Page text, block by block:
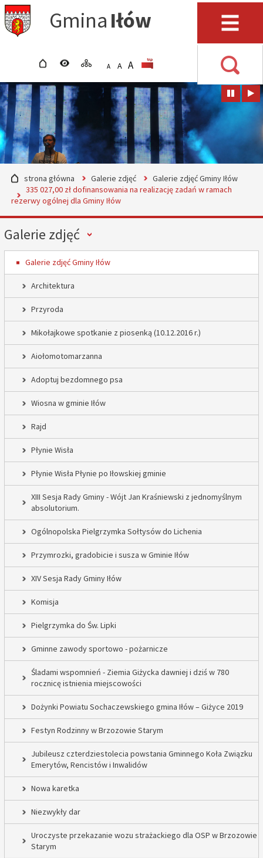
Przejdź do głównego
menu
Przejdź do treści
Przejdź do wyszukiwarki
Przejdź do mapy serwisu
Gmina Iłów Menu
strona głównawersja kontrastowa
mapa serwisu
APOMNIEJSZ CZCIONKĘ
A STANDARDOWY ROZMIAR
A POWIĘKSZ CZCIONKĘ
rozmiar czcionki
strona główna Galerie zdjęć
Galerie zdjęć Gminy Iłów
335 027,00 zł dofinansowania na realizację zadań w ramach
rezerwy ogólnej dla Gminy Iłów
Menu
Galerie zdjęć
Galerie zdjęć Gminy Iłów
Architektura
Przyroda
Mikołajkowe spotkanie z piosenką (10.12.2016 r.)
Aiołomotomarzanna
Adoptuj bezdomnego psa
Wiosna w gminie Iłów
Rajd
Płynie Wisła
Płynie Wisła Płynie po Iłowskiej gminie
XIII Sesja Rady Gminy - Wójt Jan Kraśniewski z jednomyślnym
absolutorium.
Ogólnopolska Pielgrzymka Sołtysów do Lichenia
Przymrozki, gradobicie i susza w Gminie Iłów
XIV Sesja Rady Gminy Iłów
Komisja
Pielgrzymka do Św. Lipki
Gminne zawody sportowo - pożarnicze
Śladami wspomnień - Ziemia Giżycka dawniej i dziś w 780
rocznicę istnienia miejscowości
Dożynki Powiatu Sochaczewskiego gmina Iłów – Giżyce 2019
Festyn Rodzinny w Brzozowie Starym
Jubileusz czterdziestolecia powstania Gminnego Koła Związku
Emerytów, Rencistów i Inwalidów
Nowa karetka
Niezwykły dar
Uroczyste przekazanie wozu strażackiego dla OSP w Brzozowie
Starym